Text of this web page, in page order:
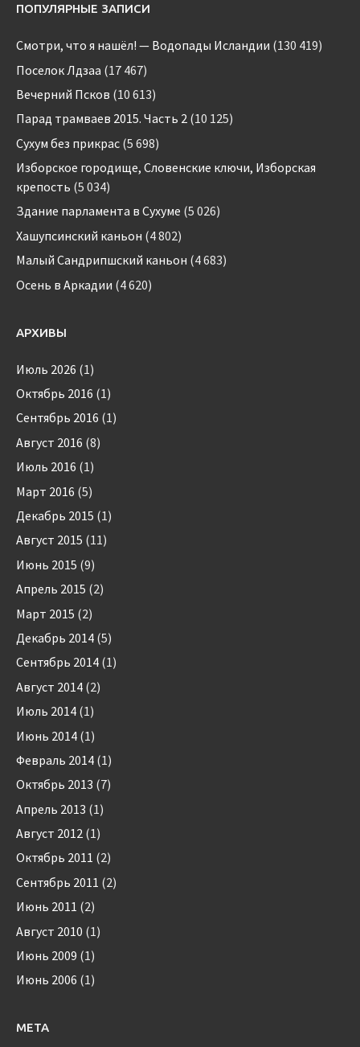
ПОПУЛЯРНЫЕ ЗАПИСИ
Смотри, что я нашёл! — Водопады Исландии (130 419)
Поселок Лдзаа (17 467)
Вечерний Псков (10 613)
Парад трамваев 2015. Часть 2 (10 125)
Сухум без прикрас (5 698)
Изборское городище, Словенские ключи, Изборская
крепость (5 034)
Здание парламента в Сухуме (5 026)
Хашупсинский каньон (4 802)
Малый Сандрипшский каньон (4 683)
Осень в Аркадии (4 620)
АРХИВЫ
Июль 2026 (1)
Октябрь 2016 (1)
Сентябрь 2016 (1)
Август 2016 (8)
Июль 2016 (1)
Март 2016 (5)
Декабрь 2015 (1)
Август 2015 (11)
Июнь 2015 (9)
Апрель 2015 (2)
Март 2015 (2)
Декабрь 2014 (5)
Сентябрь 2014 (1)
Август 2014 (2)
Июль 2014 (1)
Июнь 2014 (1)
Февраль 2014 (1)
Октябрь 2013 (7)
Апрель 2013 (1)
Август 2012 (1)
Октябрь 2011 (2)
Сентябрь 2011 (2)
Июнь 2011 (2)
Август 2010 (1)
Июнь 2009 (1)
Июнь 2006 (1)
МЕТА